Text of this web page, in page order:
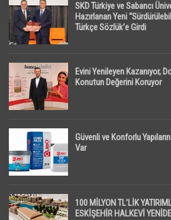
SKD Türkiye ve Sabancı
Hazırlanan Yeni
Türkçe Sözlük’e Girdi
Evini Yenileyen Kazanıyor,
Konutun Değerini Koruyor
Güvenli ve Konforlu
Var
100 MİLYON TL’LİK
ESKİŞEHİR HALKEVİ